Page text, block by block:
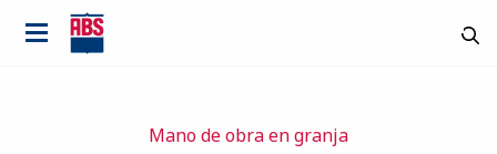
Mano de obra en granja